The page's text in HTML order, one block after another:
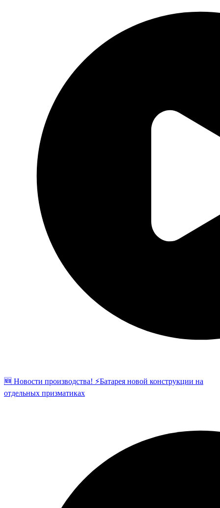
🆕 Новости производства! ⚡️Батарея новой конструкции на
отдельных призматиках